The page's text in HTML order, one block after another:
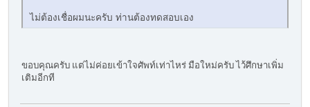
ไม่ต้องเชื่อผมนะครับ ท่านต้องทดสอบเอง
ขอบคุณครับ แต่ไม่ค่อยเข้าใจศัพท์เท่าไหร่ มือใหม่ครับ ไว้ศึกษาเพิ่ม
เติมอีกที